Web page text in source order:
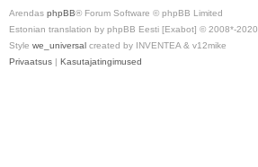
Arendas phpBB® Forum Software © phpBB Limited
Estonian translation by phpBB Eesti [Exabot] © 2008*-2020
Style we_universal created by INVENTEA & v12mike
Privaatsus | Kasutajatingimused